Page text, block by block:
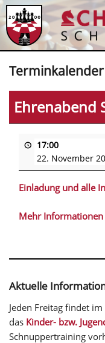
Zum
Inhalt
Terminkalender
Ehrenabend
17:00
22. November
Einladung und alle
Mehr Informationen
Aktuelle
Jeden Freitag findet
das Kinder- bzw.
Schnuppertraining